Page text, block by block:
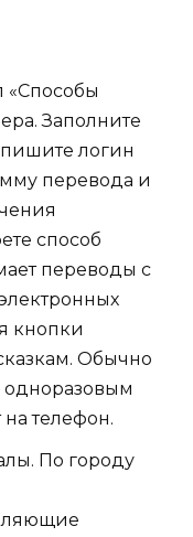
«Способы
Заполните
логин
перевода и
способ
переводы с
кнопки
Обычно
одноразовым
телефон.
По городу